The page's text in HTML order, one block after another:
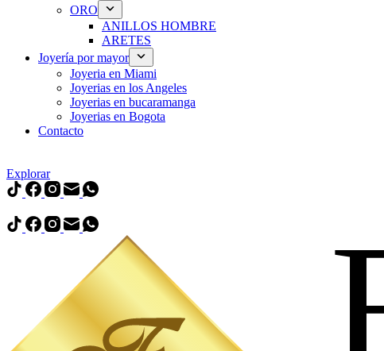
ORO
ANILLOS HOMBRE
ARETES
Joyería por mayor
Joyeria en Miami
Joyerias en los Angeles
Joyerias en bucaramanga
Joyerias en Bogota
Contacto
Explorar